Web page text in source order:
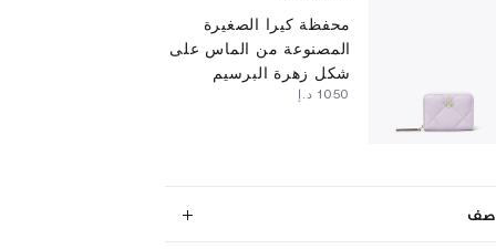
محفظة كيرا الصغيرة
المصنوعة من الماس على
شكل زهرة البرسيم